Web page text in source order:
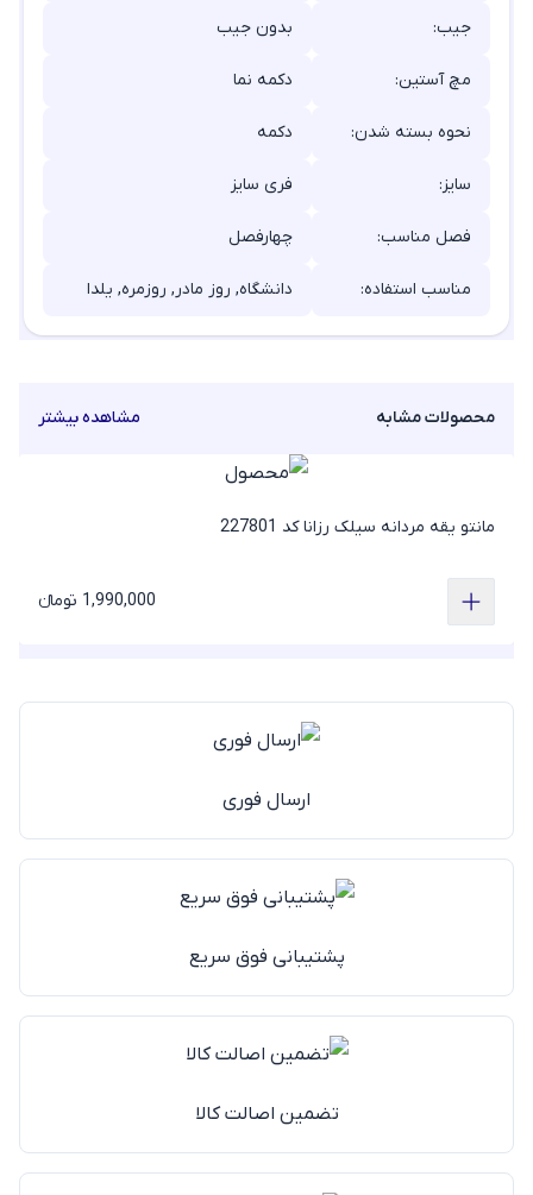
جیب: بدون جیب
مچ آستین: دکمه نما
نحوه بسته شدن: دکمه
سایز: فری سایز
فصل مناسب: چهارفصل
مناسب استفاده: دانشگاه, روز مادر, روزمره, یلدا
محصولات مشابه مشاهده بیشتر
مانتو یقه مردانه سیلک رزانا کد 227801
1,990,000 تومانء
ارسال فوری
پشتیبانی فوق سریع
تضمین اصالت کالا